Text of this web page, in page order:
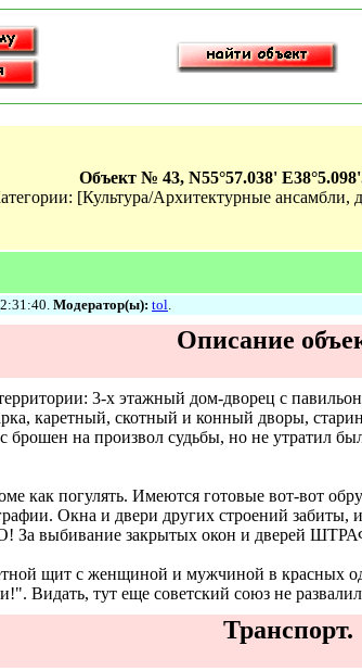
Объект № 43, N55°57.038'
[Культура/Архитектурные ансамбли,
Модератор(ы): tol.
Описание
3-х этажный дом-дворец с
каретный, скотный и конный дворы,
на произвол судьбы, но не утратил
как погулять. Имеются готовые вот-вот
Окна и двери других строений
выбивание закрытых окон и дверей
щит с женщиной и мужчиной в красных
Видать, тут еще советский союз не
Транспорт.